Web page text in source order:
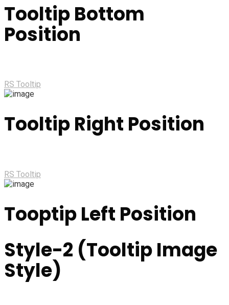
Tooltip Bottom
Position
RS Tooltip
Tooltip Right Position
RS Tooltip
Tooptip Left Position
Style-2 (Tooltip Image
Style)​